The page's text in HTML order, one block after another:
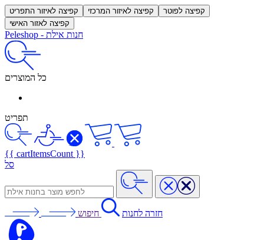
קפיצה לאיזור התפריט קפיצה לאיזור המרכזי
קפיצה לפוטר
קפיצה לאזור האישי
Peleshop - חנות אילת
כל המוצרים
תפריט
{{ cartItemsCount }}
סל
חזרה לחנות חיפוש